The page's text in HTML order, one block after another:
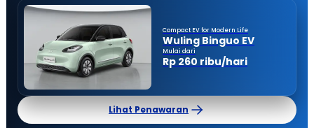
Compact EV for Modern Life
Wuling Binguo EV
Mulai dari
Rp 260 ribu/hari
Lihat Penawaran